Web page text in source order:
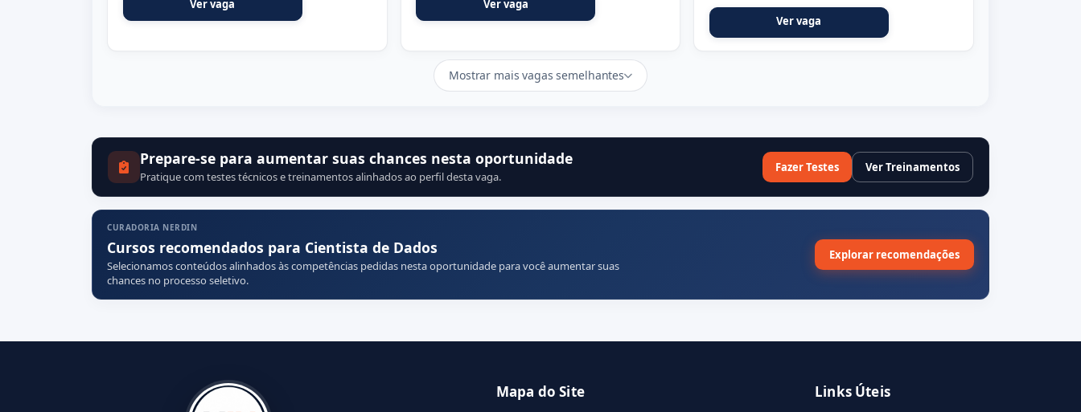
Ver vaga Ver vaga
Ver vaga
Mostrar mais vagas semelhantes
Prepare-se para aumentar suas chances nesta oportunidade
Pratique com testes técnicos e treinamentos alinhados ao perfil desta vaga.
Fazer Testes Ver Treinamentos
CURADORIA NERDIN
Cursos recomendados para Cientista de Dados
Selecionamos conteúdos alinhados às competências pedidas nesta oportunidade para você aumentar suas
chances no processo seletivo.
Explorar recomendações
Mapa do Site Links Úteis